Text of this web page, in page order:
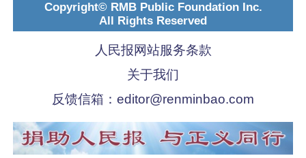
Copyright© RMB Public Foundation Inc.
All Rights Reserved
人民报网站服务条款
关于我们
反馈信箱： editor@renminbao.com